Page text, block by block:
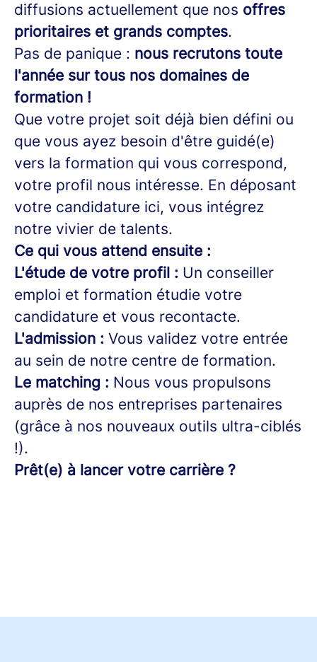
diffusions actuellement que nos offres
prioritaires et grands comptes.
Pas de panique : nous recrutons toute
l'année sur tous nos domaines de
formation !
Que votre projet soit déjà bien défini ou
que vous ayez besoin d'être guidé(e)
vers la formation qui vous correspond,
votre profil nous intéresse. En déposant
votre candidature ici, vous intégrez
notre vivier de talents.
Ce qui vous attend ensuite :
L'étude de votre profil : Un conseiller
emploi et formation étudie votre
candidature et vous recontacte.
L'admission : Vous validez votre entrée
au sein de notre centre de formation.
Le matching : Nous vous propulsons
auprès de nos entreprises partenaires
(grâce à nos nouveaux outils ultra-ciblés
!).
Prêt(e) à lancer votre carrière ?